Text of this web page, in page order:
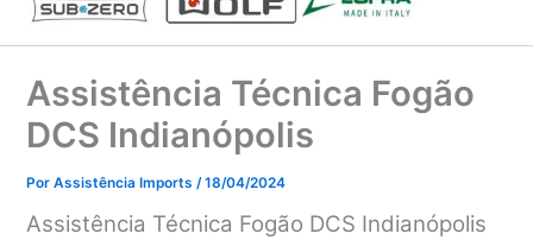
Assistência Técnica Fogão
DCS Indianópolis
PorAssistência Imports/18/04/2024
Assistência Técnica Fogão DCS Indianópolis